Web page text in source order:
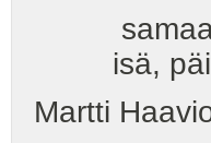
samaa
isä,
Martti